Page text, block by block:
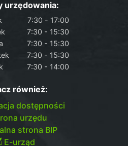
urzędowania:
7:30 - 17:00
7:30 - 15:30
7:30 - 15:30
7:30 - 15:30
7:30 - 14:00
również:
dostępności
urzędu
strona BIP
E-urząd